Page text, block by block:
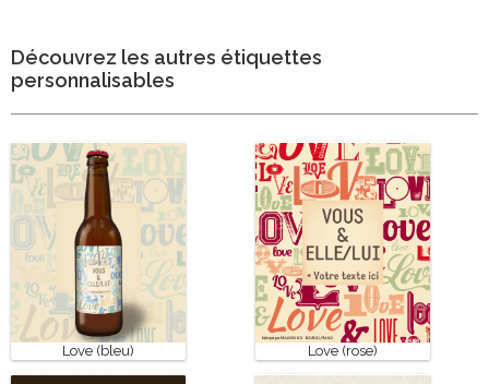
Découvrez les autres étiquettes
personnalisables
Love (bleu) Love (rose)